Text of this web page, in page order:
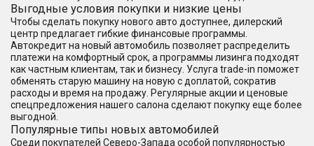
Выгодные условия покупки и низкие цены
Чтобы сделать покупку нового авто доступнее, дилерский
центр предлагает гибкие финансовые программы.
Автокредит на новый автомобиль позволяет распределить
платежи на комфортный срок, а программы лизинга подходят
как частным клиентам, так и бизнесу. Услуга trade-in поможет
обменять старую машину на новую с доплатой, сократив
расходы и время на продажу. Регулярные акции и ценовые
спецпредложения нашего салона сделают покупку еще более
выгодной.
Популярные типы новых автомобилей
Среди покупателей Северо-Запада особой популярностью